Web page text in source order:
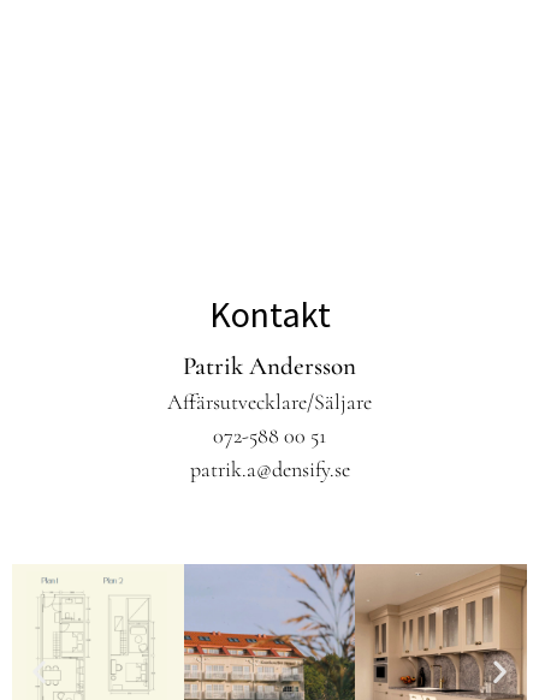
Kontakt
Patrik Andersson
Affärsutvecklare/Säljare
072-588 00 51
patrik.a@densify.se